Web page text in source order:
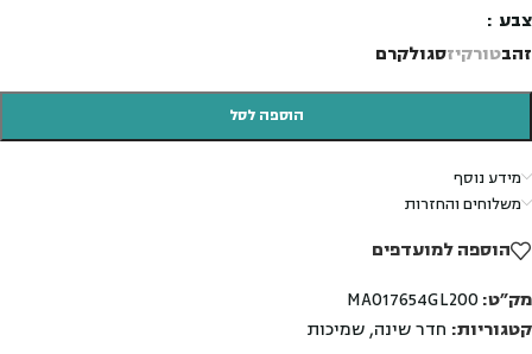
צבע
זהבטורקיזסגולקרם
הוספה לסל
הוספה למועדפים
מידע נוסף
משלוחים והחזרות
מק"ט:MA017654GL200
קטגוריות: חדר שינה,שמיכות